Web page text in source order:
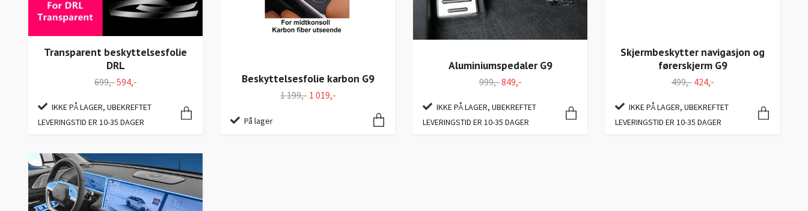
Transparent beskyttelsesfolie
DRL
699,-594,-
IKKE PÅ LAGER, UBEKREFTET
LEVERINGSTID ER 10-35 DAGER
Beskyttelsesfolie karbon G9
1 199,- 1 019,-
På lager
Aluminiumspedaler G9
999,-849,-
IKKE PÅ LAGER, UBEKREFTET
LEVERINGSTID ER 10-35 DAGER
Skjermbeskytter navigasjon og
førerskjerm G9
499,- 424,-
IKKE PÅ LAGER, UBEKREFTET
LEVERINGSTID ER 10-35 DAGER